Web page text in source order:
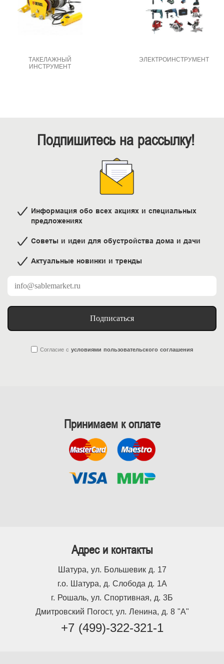
ТАКЕЛАЖНЫЙ
ИНСТРУМЕНТ
ЭЛЕКТРОИНСТРУМЕНТ
Подпишитесь на рассылку!
Информация обо всех акциях и специальных
предложениях
Советы и идеи для обустройства дома и дачи
Актуальные новинки и тренды
Подписаться
Согласие с условиями пользовательского соглашения
Принимаем к оплате
Адрес и контакты
Шатура, ул. Большевик д. 17
г.о. Шатура, д. Слобода д. 1А
г. Рошаль, ул. Спортивная, д. 3Б
Дмитровский Погост, ул. Ленина, д. 8 "А"
+7 (499)-322-321-1